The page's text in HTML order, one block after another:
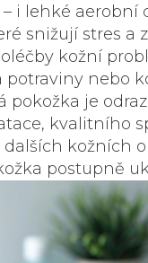
– i lehké
snižují stres a
kožní
nebo
pokožka je
kvalitního
kožních
postupně